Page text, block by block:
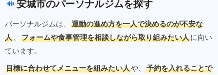
安城市のパーソナルジムを探す
パーソナルジムは、
運動の進め方を一人で決めるのが不安な
人 、 フォームや食事管理を相談しながら取り組みたい人に向い
ています。
目標に合わせてメニューを組みたい人や、
予約を入れることで